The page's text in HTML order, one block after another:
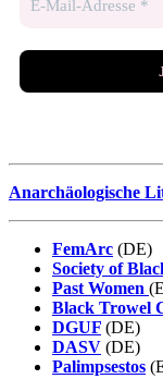
Anarchäologische
FemArc (DE)
Society of
Past Women
Black Trowel
DGUF (DE)
DASV (DE)
Palimpsestos